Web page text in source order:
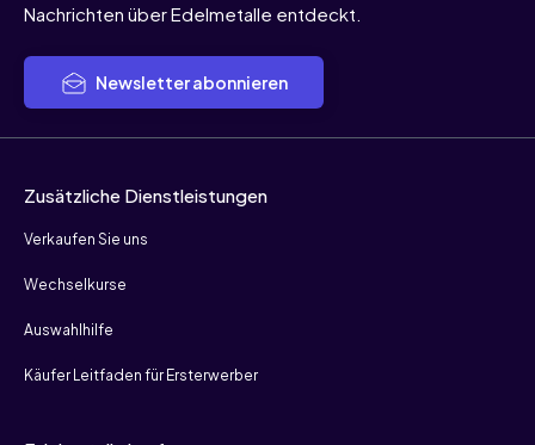
Nachrichten über Edelmetalle entdeckt.
Newsletter abonnieren
Zusätzliche Dienstleistungen
Verkaufen Sie uns
Wechselkurse
Auswahlhilfe
Käufer Leitfaden für Ersterwerber